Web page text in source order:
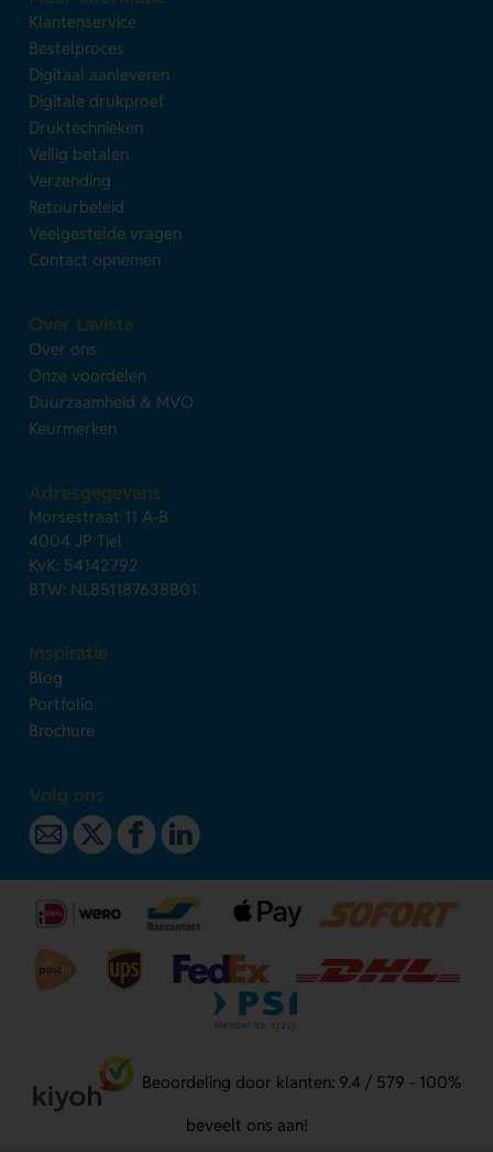
Klantenservice
Bestelproces
Digitaal aanleveren
Digitale drukproef
Druktechnieken
Veilig betalen
Verzending
Retourbeleid
Veelgestelde vragen
Contact opnemen
Over Lavista
Over ons
Onze voordelen
Duurzaamheid & MVO
Keurmerken
Adresgegevens
Morsestraat 11 A-B
4004 JP Tiel
KvK: 54142792
BTW: NL851187638B01
Inspiratie
Blog
Portfolio
Brochure
Volg ons
Beoordeling door klanten: 9.4 / 579 - 100%
beveelt ons aan!